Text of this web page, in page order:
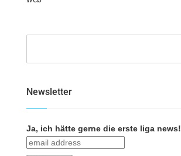
Newsletter
Ja, ich hätte gerne die erste liga news!